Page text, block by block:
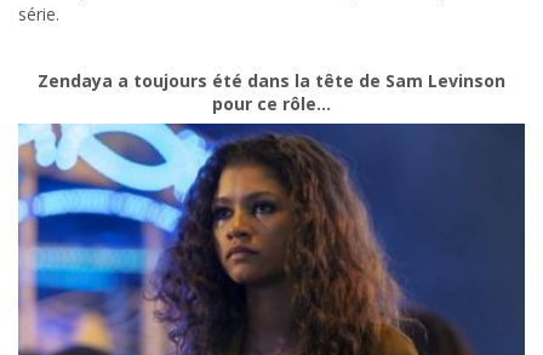
série.
Zendaya a toujours été dans la tête de Sam Levinson
pour ce rôle…